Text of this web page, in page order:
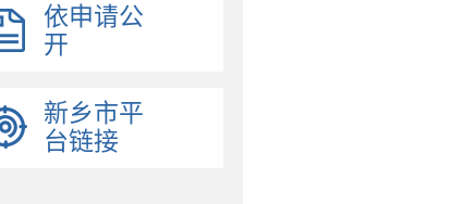
依申请公
开
新乡市平
台链接